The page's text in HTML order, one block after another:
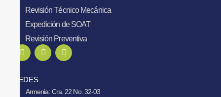
Revisión Técnico Mecánica
Expedición de SOAT
Revisión Preventiva
SEDES
Armenia: Cra. 22 No. 32-03